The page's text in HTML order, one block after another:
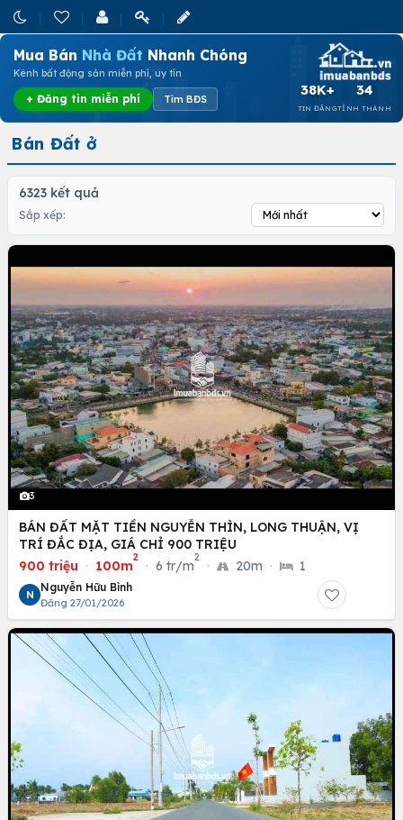
Mua Bán Nhà Đất Nhanh Chóng
Kênh bất động sản miễn phí, uy tín
+ Đăng tin miễn phí Tìm BĐS
38K+
TIN ĐĂNG
34
TỈNH THÀNH
Bán Đất ở
6323 kết quả
Sắp xếp:
3
BÁN ĐẤT MẶT TIỀN NGUYỄN THÌN, LONG THUẬN, VỊ
TRÍ ĐẮC ĐỊA, GIÁ CHỈ 900 TRIỆU
900 triệu · 100m
2
· 6 tr/m
2
· 20m · 1
N
Nguyễn Hữu Bình
Đăng 27/01/2026